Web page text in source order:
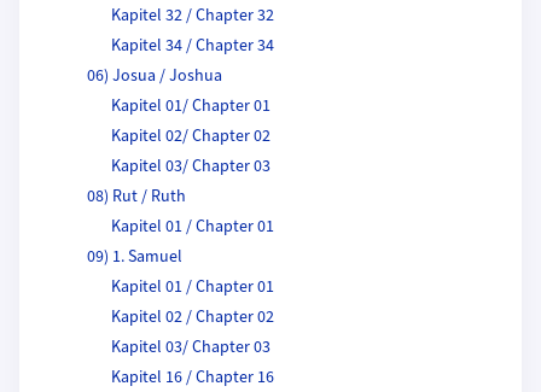
Kapitel 32 / Chapter 32
Kapitel 34 / Chapter 34
06) Josua / Joshua
Kapitel 01/ Chapter 01
Kapitel 02/ Chapter 02
Kapitel 03/ Chapter 03
08) Rut / Ruth
Kapitel 01 / Chapter 01
09) 1. Samuel
Kapitel 01 / Chapter 01
Kapitel 02 / Chapter 02
Kapitel 03/ Chapter 03
Kapitel 16 / Chapter 16